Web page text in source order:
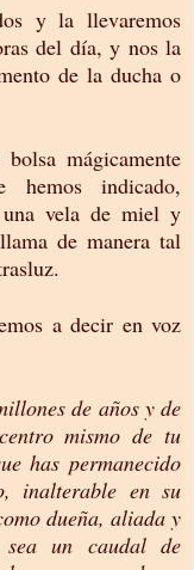
y la llevaremos
del día, y nos la
de la ducha o
mágicamente
hemos indicado,
una vela de miel y
de manera tal
a decir en voz
de años y de
mismo de tu
has permanecido
inalterable en su
dueña, aliada y
un caudal de